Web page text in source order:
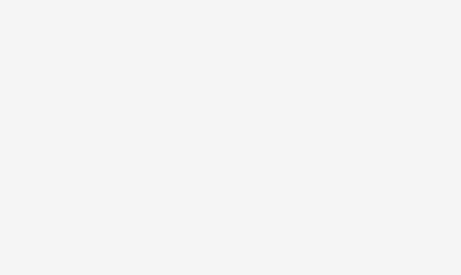
bij baby’s onder de 6 maanden
bij kinderen (vanaf 6 maanden tot ongeveer 4